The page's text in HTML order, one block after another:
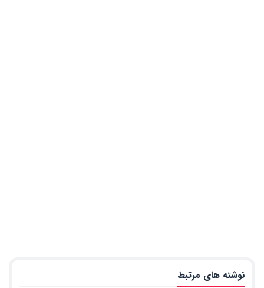
نوشته های مرتبط